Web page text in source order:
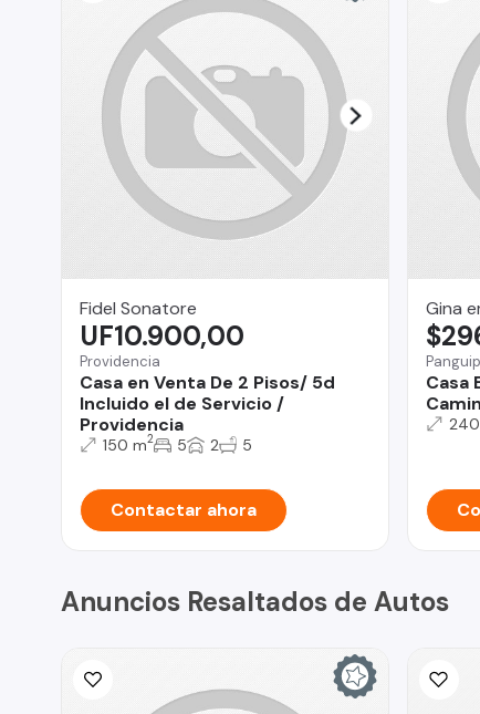
Fidel Sonatore
Providencia
Casa en Venta De 2 Pisos/ 5d
Incluido el de Servicio /
Providencia
UF10.900,00
150 m2 5 2 5
Contactar ahora
Gina
Casa
Anuncios Resaltados de Autos